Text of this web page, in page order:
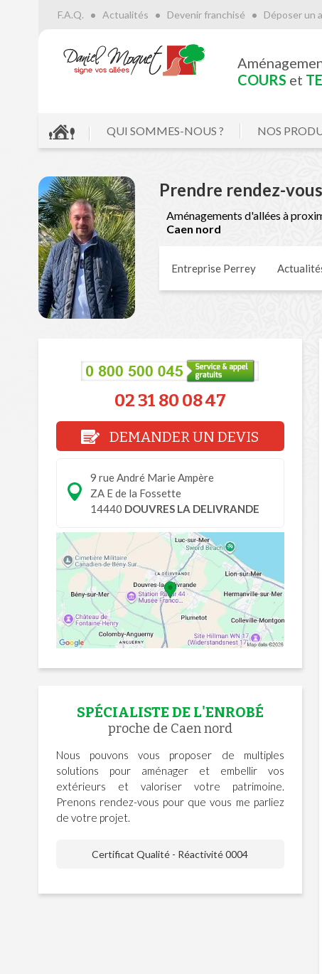
F.A.Q. Actualités Devenir franchisé Déposer un
COURS et
QUI SOMMES-NOUS ? NOS
Prendre rendez-vous
Aménagements d'allées à
Caen nord
Entreprise Perrey
02 31 80 08 47
DEMANDER UN DEVIS
9 rue André Marie Ampère
ZA E de la Fossette
14440 DOUVRES LA DELIVRANDE
SPÉCIALISTE DE L'ENROBÉ
proche de Caen nord
Nous pouvons vous proposer de multiples
solutions pour aménager et embellir vos
extérieurs et valoriser votre patrimoine.
Prenons rendez-vous pour que vous me parliez
de votre projet.
Certificat Qualité - Réactivité 0004